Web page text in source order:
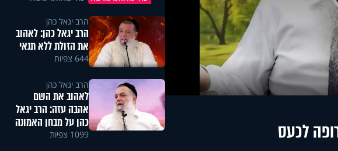
לכעס
הרב יגאל כהן
הרב יגאל כהן: לאהוב
את הזולת ללא תנאי
644 צפיות
הרב יגאל כהן
לאהוב את השם
אהבה עזה: הרב יגאל
כהן על מבחן האמונה
1099 צפיות